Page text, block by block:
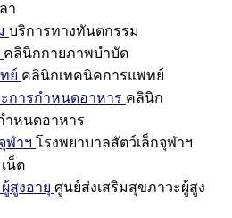
า
บริการทางทันตกรรม
คลินิกกายภาพบำบัด
ย์ คลินิกเทคนิคการแพทย์
การกำหนดอาหาร คลินิก
ำหนดอาหาร
ฬาฯ โรงพยาบาลสัตว์เล็กจุฬาฯ
น็ต
สูงอายุ ศูนย์ส่งเสริมสุขภาวะผู้สูง